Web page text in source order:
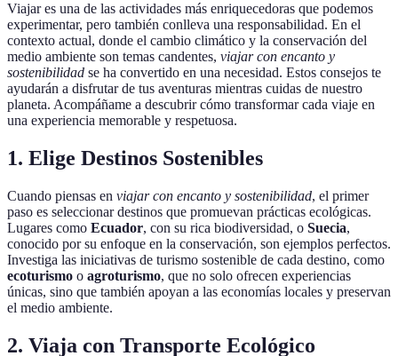
Viajar es una de las actividades más enriquecedoras que podemos
experimentar, pero también conlleva una responsabilidad. En el
contexto actual, donde el cambio climático y la conservación del
medio ambiente son temas candentes, viajar con encanto y
sostenibilidad se ha convertido en una necesidad. Estos consejos te
ayudarán a disfrutar de tus aventuras mientras cuidas de nuestro
planeta. Acompáñame a descubrir cómo transformar cada viaje en
una experiencia memorable y respetuosa.
1. Elige Destinos Sostenibles
Cuando piensas en viajar con encanto y sostenibilidad, el primer
paso es seleccionar destinos que promuevan prácticas ecológicas.
Lugares como Ecuador, con su rica biodiversidad, o Suecia,
conocido por su enfoque en la conservación, son ejemplos perfectos.
Investiga las iniciativas de turismo sostenible de cada destino, como
ecoturismo o agroturismo, que no solo ofrecen experiencias
únicas, sino que también apoyan a las economías locales y preservan
el medio ambiente.
2. Viaja con Transporte Ecológico